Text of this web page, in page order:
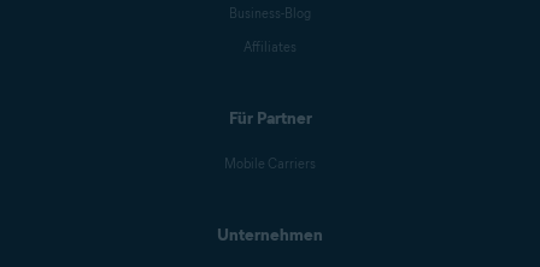
Business-Blog
Affiliates
Für Partner
Mobile Carriers
Unternehmen